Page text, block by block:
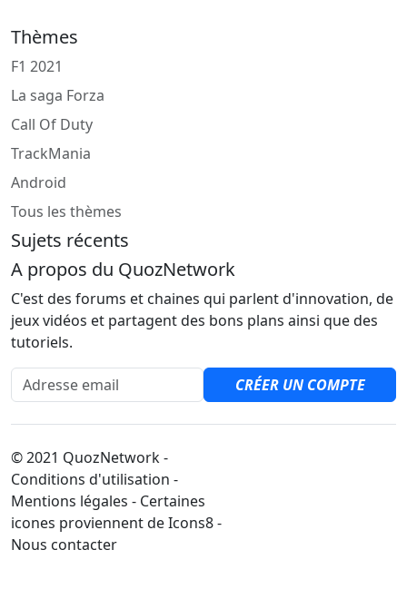
Thèmes
F1 2021
La saga Forza
Call Of Duty
TrackMania
Android
Tous les thèmes
Sujets récents
A propos du QuozNetwork
C'est des forums et chaines qui parlent d'innovation, de
jeux vidéos et partagent des bons plans ainsi que des
tutoriels.
Adresse email
CRÉER UN COMPTE
© 2021 QuozNetwork -
Conditions d'utilisation -
Mentions légales - Certaines
icones proviennent de Icons8 -
Nous contacter